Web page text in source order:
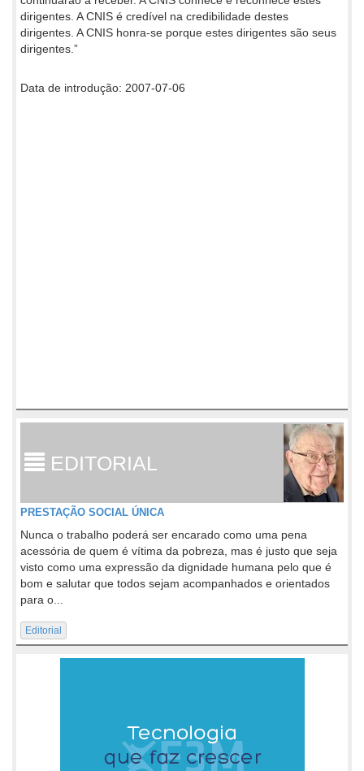
dirigentes. A CNIS é credível na credibilidade destes
dirigentes. A CNIS honra-se porque estes dirigentes são seus
dirigentes.”
Data de introdução: 2007-07-06
EDITORIAL
PRESTAÇÃO SOCIAL ÚNICA
Nunca o trabalho poderá ser encarado como uma pena
acessória de quem é vítima da pobreza, mas é justo que seja
visto como uma expressão da dignidade humana pelo que é
bom e salutar que todos sejam acompanhados e orientados
para o...
Editorial